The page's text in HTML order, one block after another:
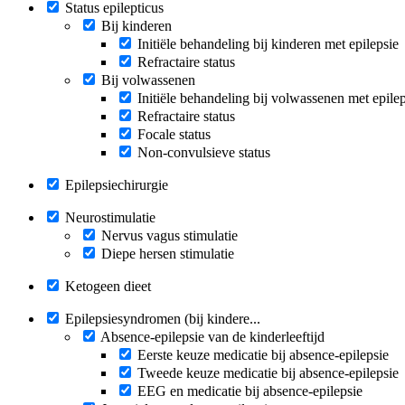
Status epilepticus
Bij kinderen
Initiële behandeling bij kinderen met epilepsie
Refractaire status
Bij volwassenen
Initiële behandeling bij volwassenen met
Refractaire status
Focale status
Non-convulsieve status
Epilepsiechirurgie
Neurostimulatie
Nervus vagus stimulatie
Diepe hersen stimulatie
Ketogeen dieet
Epilepsiesyndromen (bij kindere...
Absence-epilepsie van de kinderleeftijd
Eerste keuze medicatie bij absence-epilepsie
Tweede keuze medicatie bij absence-epilepsie
EEG en medicatie bij absence-epilepsie